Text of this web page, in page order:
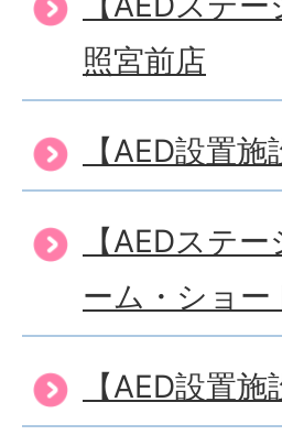
照宮前店
【AED設置
【AEDステ
ーム・ショ
【AED設置